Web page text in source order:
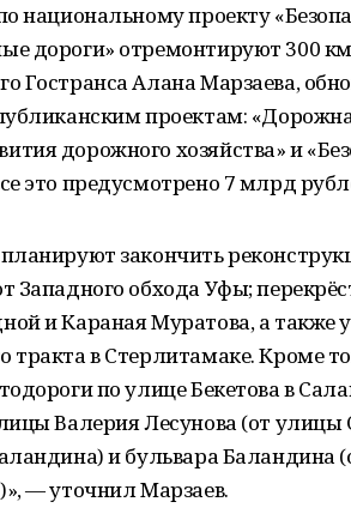
национальному проекту
дороги» отремонтируют 300
Гостранса Алана Марзаева,
проектам:
дорожного хозяйства» и
это предусмотрено 7 млрд
закончить
Западного обхода Уфы;
и Караная Муратова, а также
в Стерлитамаке. Кроме
по улице Бекетова в
Валерия Лесунова (от улицы
и бульвара Баландина
— уточнил Марзаев.